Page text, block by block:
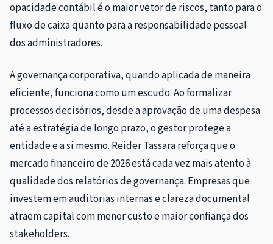
opacidade contábil é o maior vetor de riscos, tanto para o
fluxo de caixa quanto para a responsabilidade pessoal
dos administradores.
A governança corporativa, quando aplicada de maneira
eficiente, funciona como um escudo. Ao formalizar
processos decisórios, desde a aprovação de uma despesa
até a estratégia de longo prazo, o gestor protege a
entidade e a si mesmo. Reider Tassara reforça que o
mercado financeiro de 2026 está cada vez mais atento à
qualidade dos relatórios de governança. Empresas que
investem em auditorias internas e clareza documental
atraem capital com menor custo e maior confiança dos
stakeholders.